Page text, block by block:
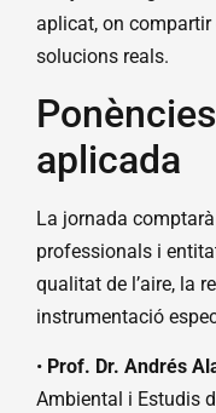
aplicat, on compartir
solucions reals.
aplicada
La jornada
professionals i
qualitat de l’aire, la
instrumentació
• Prof. Dr. Andrés
Ambiental i Estudis